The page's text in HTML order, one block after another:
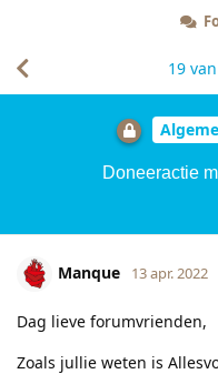
Doneeractie
19 van
Manque 13 apr. 2022
Dag lieve forumvrienden,
Zoals jullie weten is